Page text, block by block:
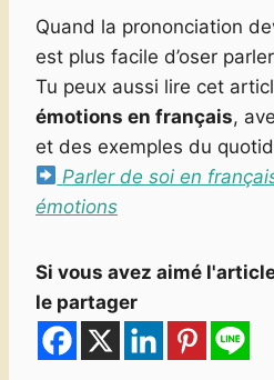
Quand la prononciation
est plus facile d’oser
Tu peux aussi lire cet
émotions en français,
et des exemples du
Parler de soi en
émotions
Si vous avez aimé
le partager